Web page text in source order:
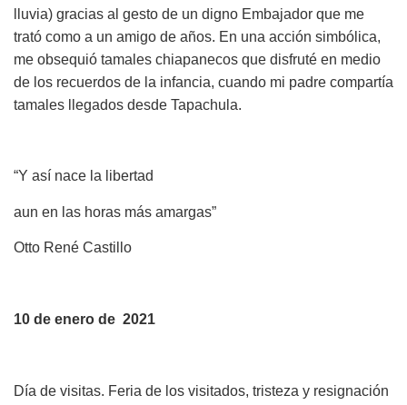
lluvia) gracias al gesto de un digno Embajador que me
trató como a un amigo de años. En una acción simbólica,
me obsequió tamales chiapanecos que disfruté en medio
de los recuerdos de la infancia, cuando mi padre compartía
tamales llegados desde Tapachula.
“Y así nace la libertad
aun en las horas más amargas”
Otto René Castillo
10 de enero de 2021
Día de visitas. Feria de los visitados, tristeza y resignación